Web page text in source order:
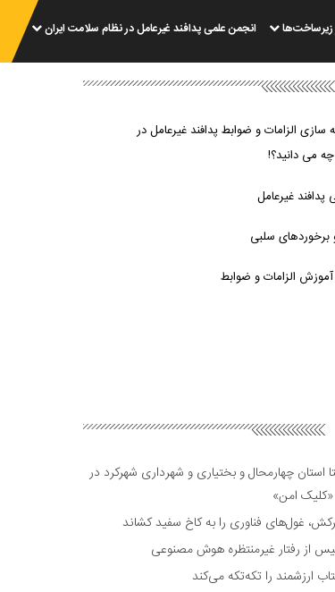
انجمن علمی پدافند غیرعامل در نظام سلامت ایران
سازی الزامات و ضوابط پدافند غیرعامل در
می دانید؟!
پدافند غیرعامل
برخوردهای سلبی
الزامات و ضوابط
استان چهارمحال و بختیاری و شهرداری شهرکرد در
امن»
غول‌های فناوری را به کاخ سفید کشاند
از رفتار غیرمنتظره هوش مصنوعی
ارزشمند را تکه‌تکه می‌کند